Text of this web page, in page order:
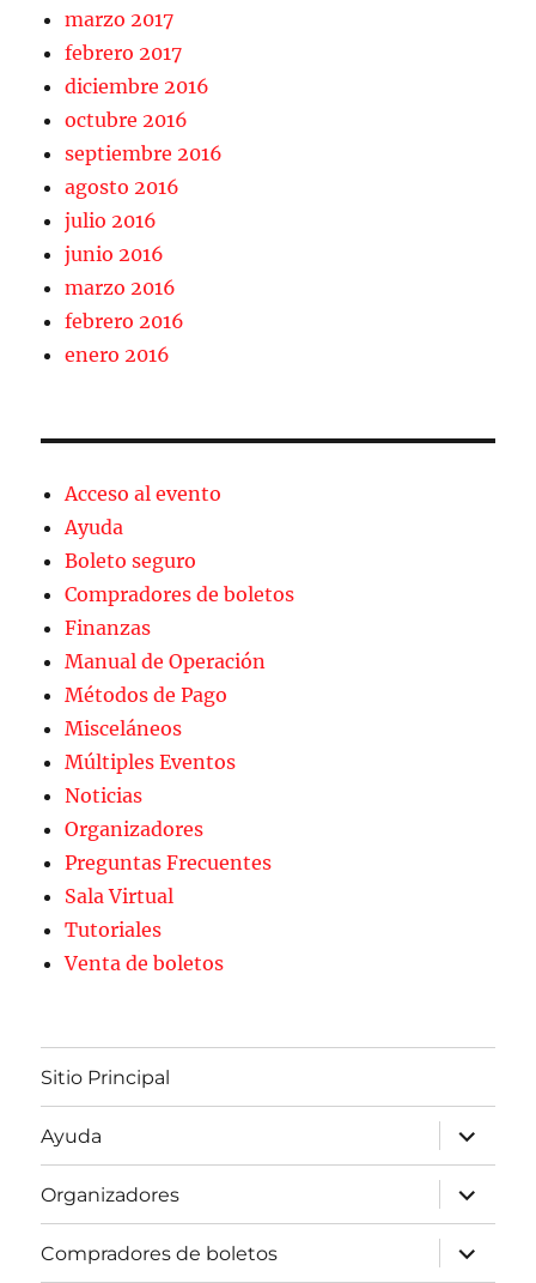
marzo 2017
febrero 2017
diciembre 2016
octubre 2016
septiembre 2016
agosto 2016
julio 2016
junio 2016
marzo 2016
febrero 2016
enero 2016
Acceso al evento
Ayuda
Boleto seguro
Compradores de boletos
Finanzas
Manual de Operación
Métodos de Pago
Misceláneos
Múltiples Eventos
Noticias
Organizadores
Preguntas Frecuentes
Sala Virtual
Tutoriales
Venta de boletos
Sitio Principal
Ayuda
expande
el
menú
inferior
Organizadores
expande
el
menú
inferior
Compradores de boletos
expande
el